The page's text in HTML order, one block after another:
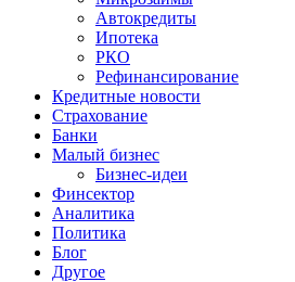
Автокредиты
Ипотека
РКО
Рефинансирование
Кредитные новости
Страхование
Банки
Малый бизнес
Бизнес-идеи
Финсектор
Аналитика
Политика
Блог
Другое